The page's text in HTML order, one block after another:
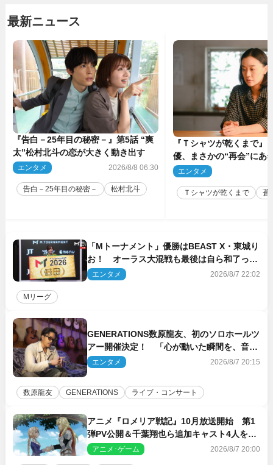
最新ニュース
『告白－25年目の秘密－』第5話 “爽
太”松村北斗の恋が大きく動き出す
エンタメ 2026/8/8 06:30
告白－25年目の秘密－ 松村北斗
『Ｔシャツが乾くまで』
優、まさかの“再会”に
動揺「びっくりした!!」
エンタメ
Ｔシャツが乾くまで 蒼
「Mトーナメント」優勝はBEAST X・東城り
お！ オーラス大混戦も最後は自ら和了って
幕引き
エンタメ 2026/8/7 22:02
Mリーグ
GENERATIONS数原龍友、初のソロホールツ
アー開催決定！ 「心が動いた瞬間を、音に
乗せてお届けできれば」
エンタメ 2026/8/7 20:15
数原龍友 GENERATIONS ライブ・コンサート
アニメ『ロメリア戦記』10月放送開始 第1
弾PV公開＆千葉翔也ら追加キャスト4人を発
表アニメ･ゲーム 2026/8/7 20:00